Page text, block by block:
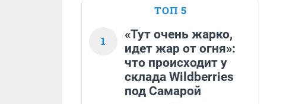
ТОП 5
1
«Тут очень жарко,
идет жар от огня»:
что происходит у
склада Wildberries
под Самарой